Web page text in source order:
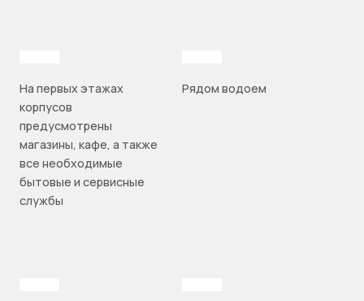
На первых этажах
корпусов
предусмотрены
магазины, кафе, а также
все необходимые
бытовые и сервисные
службы
Рядом водоем